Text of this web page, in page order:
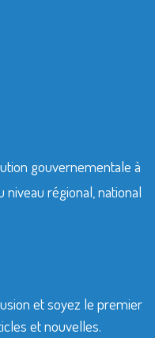
gouvernementale à
régional, national
et soyez le premier
et nouvelles.